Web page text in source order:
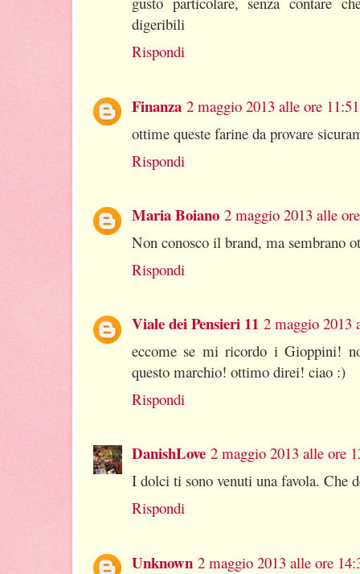
digeribili
Rispondi
Finanza 2 maggio 2013 alle ore 11:51
ottime queste farine da provare
Rispondi
Maria Boiano 2 maggio 2013 alle
Non conosco il brand, ma sembrano
Rispondi
Viale dei Pensieri 11 2 maggio 2013
eccome se mi ricordo i Gioppini!
questo marchio! ottimo direi! ciao :)
Rispondi
DanishLove 2 maggio 2013 alle ore
I dolci ti sono venuti una favola. Che
Rispondi
Unknown 2 maggio 2013 alle ore